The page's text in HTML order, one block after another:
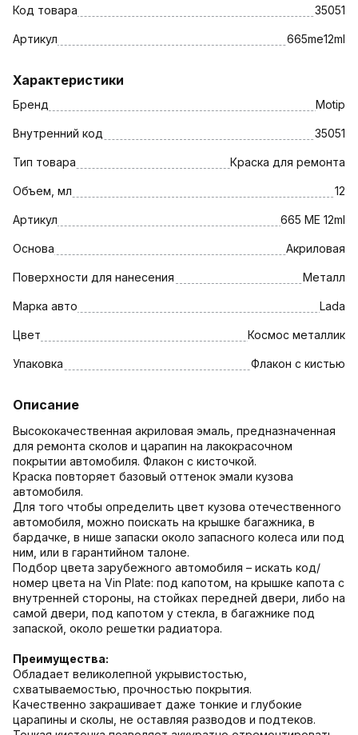
Код товара 35051
Артикул 665me12ml
Характеристики
Бренд Motip
Внутренний код 35051
Тип товара Краска для ремонта
Объем, мл 12
Артикул 665 ME 12ml
Основа Акриловая
Поверхности для нанесения Металл
Марка авто Lada
Цвет Космос металлик
Упаковка Флакон с кистью
Описание
Высококачественная акриловая эмаль, предназначенная
для ремонта сколов и царапин на лакокрасочном
покрытии автомобиля. Флакон с кисточкой.
Краска повторяет базовый оттенок эмали кузова
автомобиля.
Для того чтобы определить цвет кузова отечественного
автомобиля, можно поискать на крышке багажника, в
бардачке, в нише запаски около запасного колеса или под
ним, или в гарантийном талоне.
Подбор цвета зарубежного автомобиля – искать код/
номер цвета на Vin Plate: под капотом, на крышке капота с
внутренней стороны, на стойках передней двери, либо на
самой двери, под капотом у стекла, в багажнике под
запаской, около решетки радиатора.
Преимущества:
Обладает великолепной укрывистостью,
схватываемостью, прочностью покрытия.
Качественно закрашивает даже тонкие и глубокие
царапины и сколы, не оставляя разводов и подтеков.